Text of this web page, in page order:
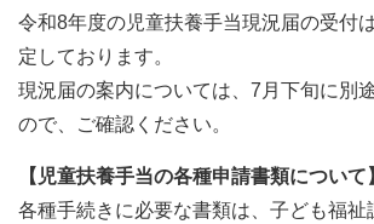
令和8年度の児童扶養手当現況届の受付
定しております。
現況届の案内については、7月下旬に別
ので、ご確認ください。
【児童扶養手当の各種申請書類について
各種手続きに必要な書類は、子ども福祉